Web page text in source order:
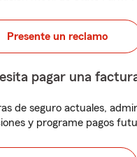
Presente un reclamo
pagar una
de seguro actuales,
y programe pagos